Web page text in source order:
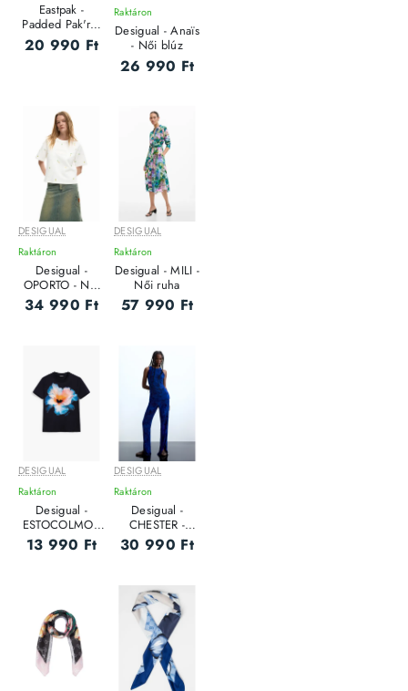
Eastpak -
Padded Pak'r /
Camo - Uniszex
hátizsák
20 990 Ft
Raktáron
Desigual - Anaïs
- Női blúz
26 990 Ft
DESIGUAL
Raktáron
Desigual -
OPORTO - Női
póló
34 990 Ft
DESIGUAL
Raktáron
Desigual - MILI -
Női ruha
57 990 Ft
DESIGUAL
Raktáron
Desigual -
ESTOCOLMO -
Női póló
13 990 Ft
DESIGUAL
Raktáron
Desigual -
CHESTER -
Elegáns Női
nadrág
30 990 Ft